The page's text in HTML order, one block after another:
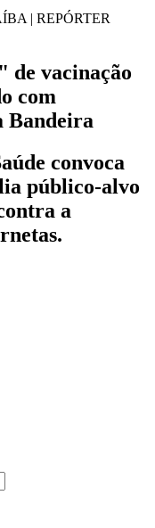
| REPÓRTER
de vacinação
com
Bandeira
convoca
público-alvo
a